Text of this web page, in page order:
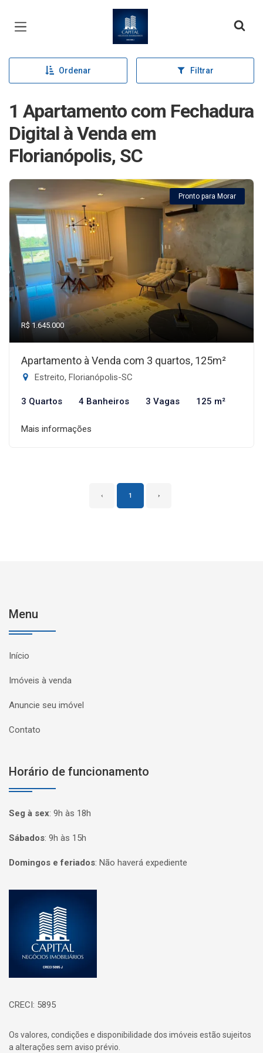
Página inicial
Ordenar Filtrar
1 Apartamento com Fechadura
Digital à Venda em
Florianópolis, SC
Pronto para Morar
R$ 1.645.000
Apartamento à Venda com 3 quartos, 125m²
Estreito, Florianópolis-SC
3 Quartos 4 Banheiros 3 Vagas 125 m²
Mais informações
‹ 1 ›
Menu
Início
Imóveis à venda
Anuncie seu imóvel
Contato
Horário de funcionamento
Seg à sex: 9h às 18h
Sábados: 9h às 15h
Domingos e feriados: Não haverá expediente
CRECI: 5895
Os valores, condições e disponibilidade dos imóveis estão sujeitos
a alterações sem aviso prévio.